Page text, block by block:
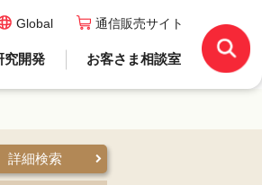
究開発 お客さま相談室
Global 通信販売サイト
詳細検索